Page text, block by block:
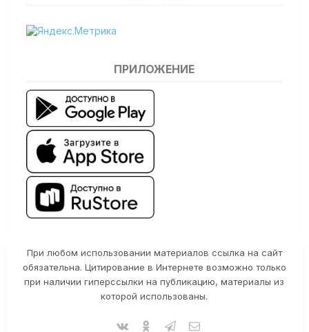
ПРИЛОЖЕНИЕ
При любом использовании материалов ссылка на сайт
обязательна. Цитирование в Интернете возможно только
при наличии гиперссылки на публикацию, материалы из
которой использованы.